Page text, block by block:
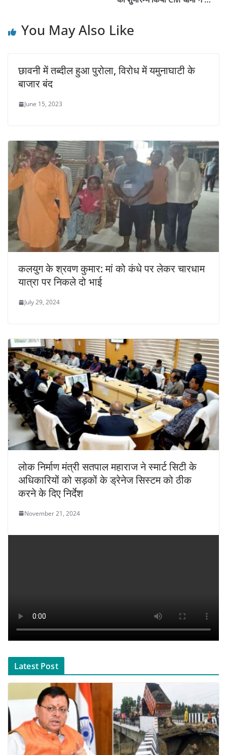
You May Also Like
छावनी में तब्दील हुआ पुरोला, विरोध में यमुनाघाटी के
बाजार बंद
June 15, 2023
कलयुग के श्रवण कुमार: मां को कंधे पर लेकर चारधाम
यात्रा पर निकले दो भाई
July 29, 2024
लोक निर्माण मंत्री सतपाल महाराज ने स्मार्ट सिटी के
अधिकारियों को सड़कों के ड्रेनेज सिस्टम को ठीक
करने के दिए निर्देश
November 21, 2024
Latest Post